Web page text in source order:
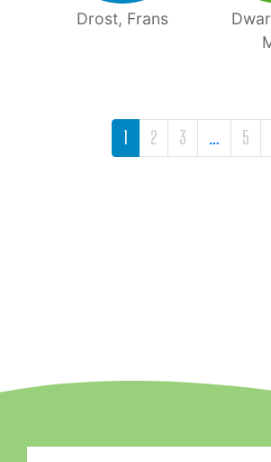
Drost, Frans
BERICHTEN NAVIGATIE
1 2 3 … 5